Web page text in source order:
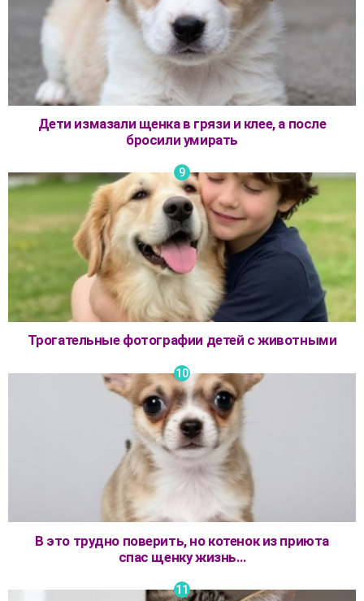
Дети измазали щенка в грязи и клее, а после
бросили умирать
Трогательные фотографии детей с животными
В это трудно поверить, но котенок из приюта
спас щенку жизнь…